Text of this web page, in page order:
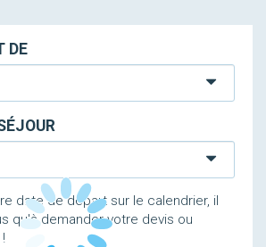
DE
date de départ sur le calendrier, il
qu'à demander votre devis ou